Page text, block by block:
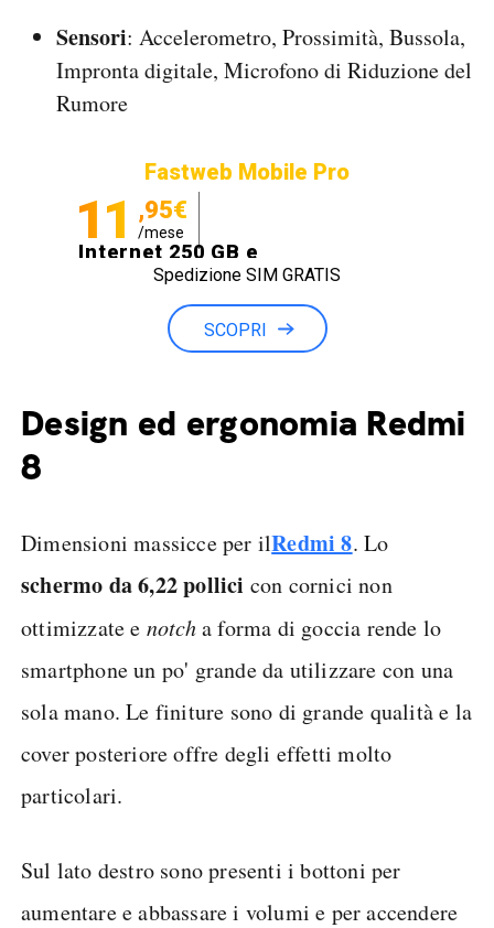
Sensori: Accelerometro, Prossimità, Bussola,
Impronta digitale, Microfono di Riduzione del
Rumore
Fastweb Mobile Pro
11 ,95€
/mese
Internet 250 GB e
Minuti illimitati
Spedizione SIM GRATIS
SCOPRI
Design ed ergonomia Redmi
8
Dimensioni massicce per ilRedmi 8. Lo
schermo da 6,22 pollici con cornici non
ottimizzate e notcha forma di goccia rende lo
smartphone un po' grande da utilizzare con una
sola mano. Le finiture sono di grande qualità e la
cover posteriore offre degli effetti molto
particolari.
Sul lato destro sono presenti i bottoni per
aumentare e abbassare i volumi e per accendere